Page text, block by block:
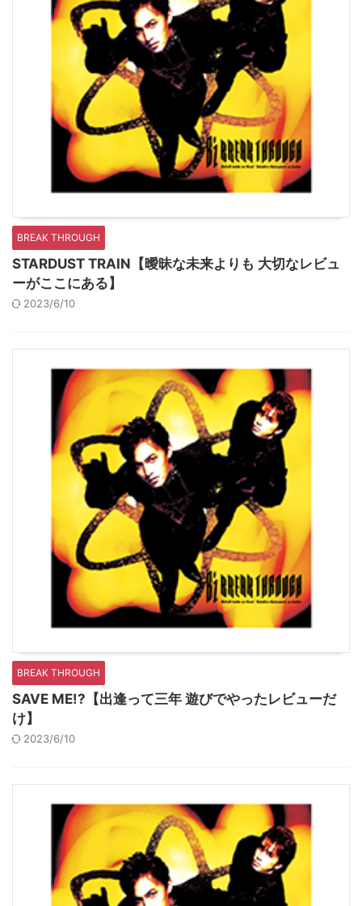
BREAK THROUGH
STARDUST TRAIN【曖昧な未来よりも 大切なレビュ
ーがここにある】
2023/6/10
BREAK THROUGH
SAVE ME!?【出逢って三年 遊びでやったレビューだ
け】
2023/6/10